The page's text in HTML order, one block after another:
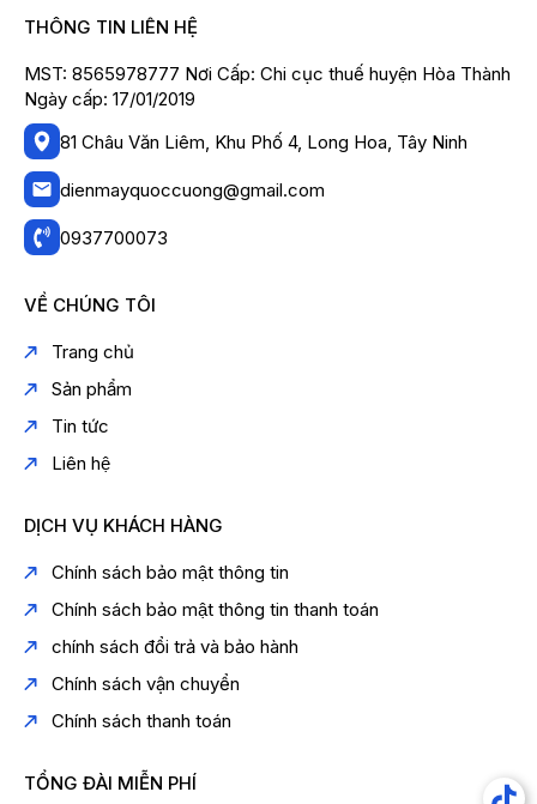
THÔNG TIN LIÊN HỆ
MST: 8565978777 Nơi Cấp: Chi cục thuế huyện Hòa Thành
Ngày cấp: 17/01/2019
81 Châu Văn Liêm, Khu Phố 4, Long Hoa, Tây Ninh
dienmayquoccuong@gmail.com
0937700073
VỀ CHÚNG TÔI
Trang chủ
Sản phẩm
Tin tức
Liên hệ
DỊCH VỤ KHÁCH HÀNG
Chính sách bảo mật thông tin
Chính sách bảo mật thông tin thanh toán
chính sách đổi trả và bảo hành
Chính sách vận chuyển
Chính sách thanh toán
TỔNG ĐÀI MIỄN PHÍ